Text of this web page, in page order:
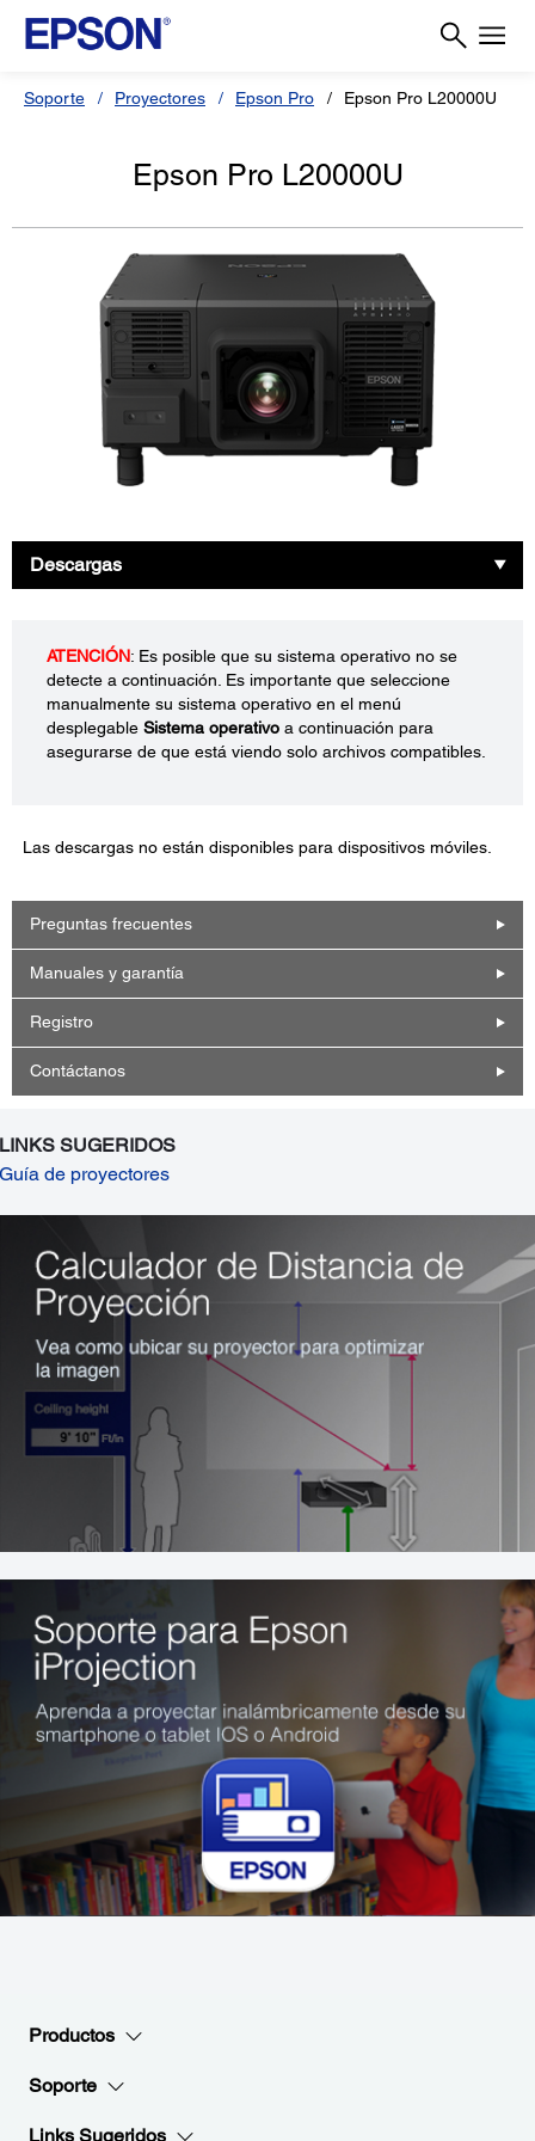
Soporte Proyectores Epson Pro Epson Pro L20000U
Epson Pro L20000U
Descargas
ATENCIÓN: Es posible que su sistema operativo no se
detecte a continuación. Es importante que seleccione
manualmente su sistema operativo en el menú
desplegable Sistema operativo a continuación para
asegurarse de que está viendo solo archivos compatibles.
Las descargas no están disponibles para dispositivos móviles.
Preguntas frecuentes
Manuales y garantía
Registro
Contáctanos
LINKS SUGERIDOS
Guía de proyectores
Productos
Soporte
Links Sugeridos